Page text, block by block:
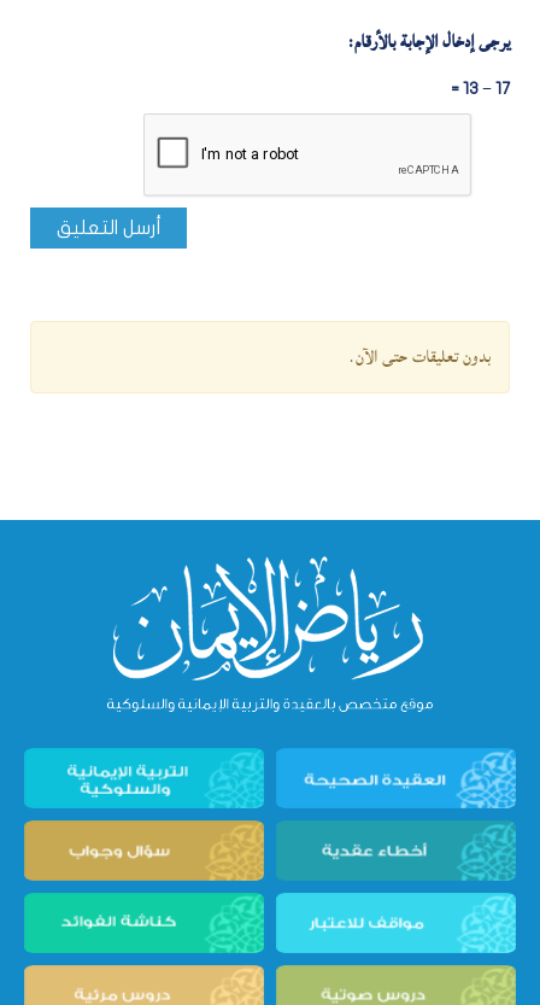
يرجى إدخال الإجابة بالأرقام:
17 − 13 =
أرسل التعليق
بدون تعليقات حتى الآن.